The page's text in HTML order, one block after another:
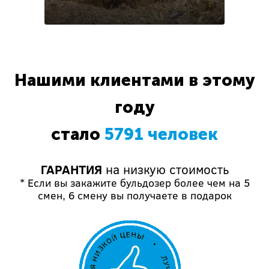
Нашими клиентами в этому
году
стало 5791 человек
ГАРАНТИЯ на низкую стоимость
* Если вы закажите бульдозер более чем на 5
смен, 6 смену вы получаете в подарок